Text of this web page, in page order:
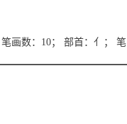
画数：10； 部首：亻； 笔